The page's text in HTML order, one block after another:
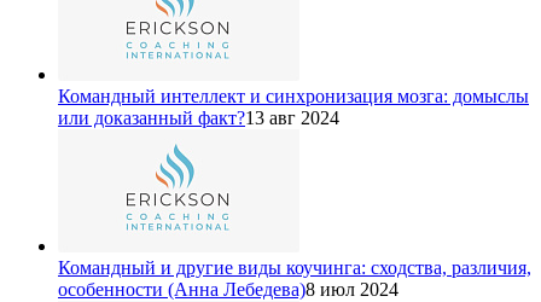
Командный интеллект и синхронизация мозга: домыслы
или доказанный факт?13 авг 2024
Командный и другие виды коучинга: сходства, различия,
особенности (Анна Лебедева)8 июл 2024